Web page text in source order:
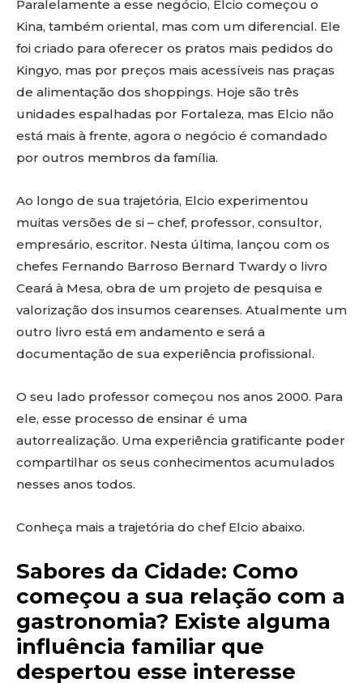
Paralelamente a esse negócio, Elcio começou o
Kina, também oriental, mas com um diferencial. Ele
foi criado para oferecer os pratos mais pedidos do
Kingyo, mas por preços mais acessíveis nas praças
de alimentação dos shoppings. Hoje são três
unidades espalhadas por Fortaleza, mas Elcio não
está mais à frente, agora o negócio é comandado
por outros membros da família.
Ao longo de sua trajetória, Elcio experimentou
muitas versões de si – chef, professor, consultor,
empresário, escritor. Nesta última, lançou com os
chefes Fernando Barroso Bernard Twardy o livro
Ceará à Mesa, obra de um projeto de pesquisa e
valorização dos insumos cearenses. Atualmente um
outro livro está em andamento e será a
documentação de sua experiência profissional.
O seu lado professor começou nos anos 2000. Para
ele, esse processo de ensinar é uma
autorrealização. Uma experiência gratificante poder
compartilhar os seus conhecimentos acumulados
nesses anos todos.
Conheça mais a trajetória do chef Elcio abaixo.
Sabores da Cidade: Como
começou a sua relação com a
gastronomia? Existe alguma
influência familiar que
despertou esse interesse